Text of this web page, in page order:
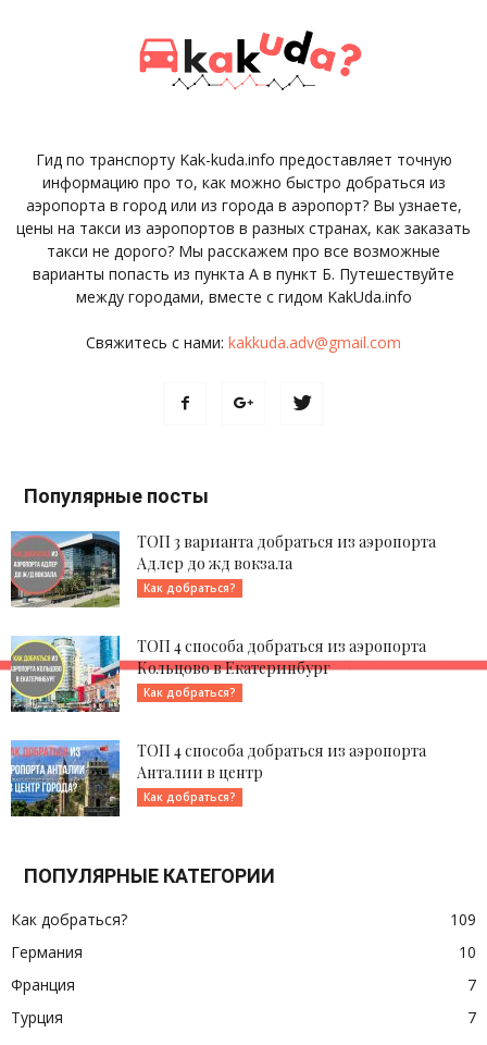
Гид по транспорту Kak-kuda.info предоставляет точную
информацию про то, как можно быстро добраться из
аэропорта в город или из города в аэропорт? Вы узнаете,
цены на такси из аэропортов в разных странах, как заказать
такси не дорого? Мы расскажем про все возможные
варианты попасть из пункта А в пункт Б. Путешествуйте
между городами, вместе с гидом KakUda.info
Свяжитесь с нами: kakkuda.adv@gmail.com
Популярные посты
ТОП 3 варианта добраться из аэропорта
Адлер до жд вокзала
Как добраться?
ТОП 4 способа добраться из аэропорта
Кольцово в Екатеринбург
Как добраться?
ТОП 4 способа добраться из аэропорта
Анталии в центр
Как добраться?
ПОПУЛЯРНЫЕ КАТЕГОРИИ
Как добраться?
109
Германия
10
Франция
7
Турция
7